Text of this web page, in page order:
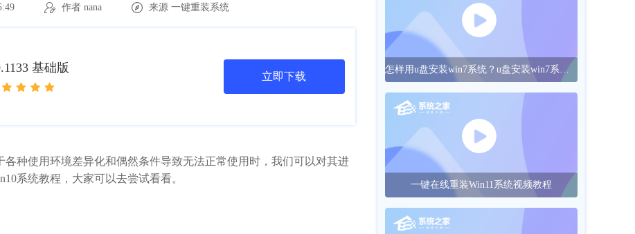
作者 nana 来源 一键重装系统
基础版
立即下载
种使用环境差异化和偶然条件导致无法正常使用时，我们可以对其进
系统教程，大家可以去尝试看看。
怎样用u盘安装win7系统？u盘安装win7系统的操作方法
一键在线重装Win11系统视频教程